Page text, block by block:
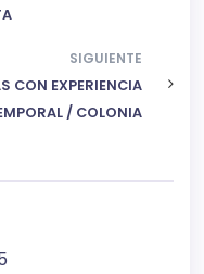
SIGUIENTE
CON EXPERIENCIA
/ COLONIA